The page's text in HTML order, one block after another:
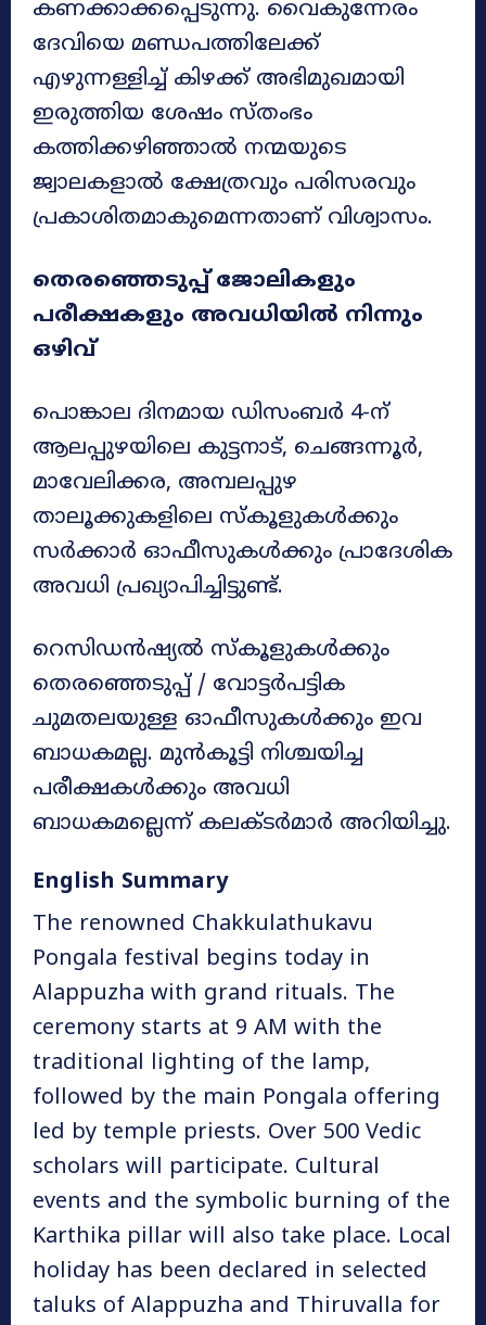
കണക്കാക്കപ്പെടുന്നു. വൈകുന്നേരം
ദേവിയെ മണ്ഡപത്തിലേക്ക്
എഴുന്നള്ളിച്ച് കിഴക്ക് അഭിമുഖമായി
ഇരുത്തിയ ശേഷം സ്തംഭം
കത്തിക്കഴിഞ്ഞാൽ നന്മയുടെ
ജ്വാലകളാൽ ക്ഷേത്രവും പരിസരവും
പ്രകാശിതമാകുമെന്നതാണ് വിശ്വാസം.
തെരഞ്ഞെടുപ്പ് ജോലികളും
പരീക്ഷകളും അവധിയിൽ നിന്നും
ഒഴിവ്
പൊങ്കാല ദിനമായ ഡിസംബർ 4-ന്
ആലപ്പുഴയിലെ കുട്ടനാട്, ചെങ്ങന്നൂർ,
മാവേലിക്കര, അമ്പലപ്പുഴ
താലൂക്കുകളിലെ സ്കൂളുകൾക്കും
സർക്കാർ ഓഫീസുകൾക്കും പ്രാദേശിക
അവധി പ്രഖ്യാപിച്ചിട്ടുണ്ട്.
റെസിഡൻഷ്യൽ സ്കൂളുകൾക്കും
തെരഞ്ഞെടുപ്പ് / വോട്ടർപട്ടിക
ചുമതലയുള്ള ഓഫീസുകൾക്കും ഇവ
ബാധകമല്ല. മുൻകൂട്ടി നിശ്ചയിച്ച
പരീക്ഷകൾക്കും അവധി
ബാധകമല്ലെന്ന് കലക്ടർമാർ അറിയിച്ചു.
English Summary
The renowned Chakkulathukavu
Pongala festival begins today in
Alappuzha with grand rituals. The
ceremony starts at 9 AM with the
traditional lighting of the lamp,
followed by the main Pongala offering
led by temple priests. Over 500 Vedic
scholars will participate. Cultural
events and the symbolic burning of the
Karthika pillar will also take place. Local
holiday has been declared in selected
taluks of Alappuzha and Thiruvalla for